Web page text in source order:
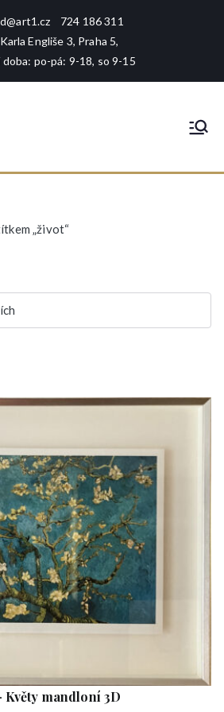
724 186 311
Engliše 3, Praha 5,
po-pá: 9-18, so 9-15
rámování - tisk - galerie - foto -
„život“
mandloní 3D